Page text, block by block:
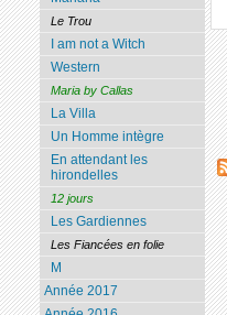
Le Trou
I am not a Witch
Western
Maria by Callas
La Villa
Un Homme intègre
En attendant les
hirondelles
12 jours
Les Gardiennes
Les Fiancées en folie
M
Année 2017